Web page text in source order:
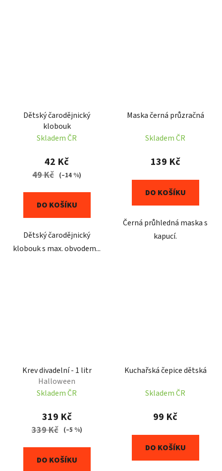
Dětský čarodějnický
klobouk
Skladem ČR
42 Kč
49 Kč (–14 %)
DO KOŠÍKU
Dětský čarodějnický
klobouk s max. obvodem...
Maska černá průzračná
Skladem ČR
139 Kč
DO KOŠÍKU
Černá průhledná maska s
kapucí.
Krev divadelní - 1 litr
Halloween
Skladem ČR
319 Kč
339 Kč (–5 %)
DO KOŠÍKU
Kuchařská čepice dětská
Skladem ČR
99 Kč
DO KOŠÍKU